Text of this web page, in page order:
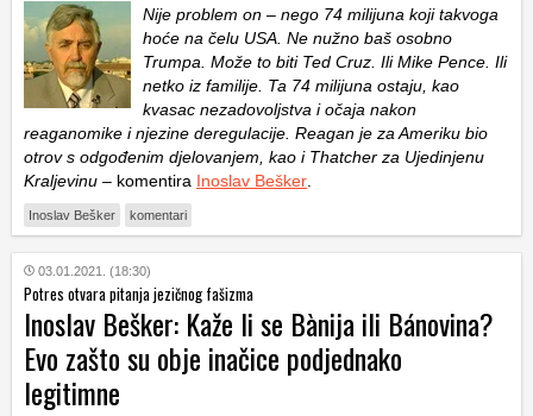
Nije problem on – nego 74 milijuna koji takvoga
hoće na čelu USA. Ne nužno baš osobno
Trumpa. Može to biti Ted Cruz. Ili Mike Pence. Ili
netko iz familije. Ta 74 milijuna ostaju, kao
kvasac nezadovoljstva i očaja nakon
reaganomike i njezine deregulacije. Reagan je za Ameriku bio
otrov s odgođenim djelovanjem, kao i Thatcher za Ujedinjenu
Kraljevinu – komentira Inoslav Bešker
Inoslav Bešker komentari
03.01.2021. (18:30)
Potres otvara pitanja jezičnog fašizma
Inoslav Bešker: Kaže li se Bànija ili Bánovina?
Evo zašto su obje inačice podjednako
legitimne